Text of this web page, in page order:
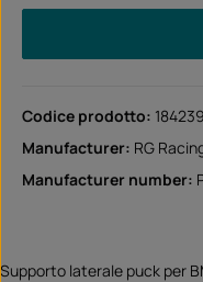
Codice prodotto: 184239
Manufacturer: RG
Manufacturer number:
Supporto laterale puck per